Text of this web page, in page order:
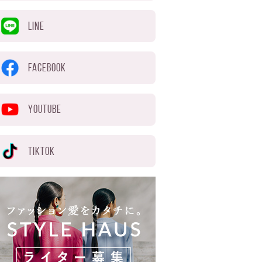
LINE
FACEBOOK
YOUTUBE
TIKTOK